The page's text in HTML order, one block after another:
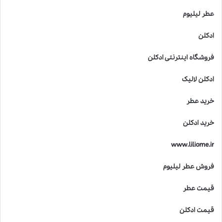
عطر لیلیوم
ادکلن
فروشگاه اینترنتی ادکلن
ادکلن لالیک
خرید عطر
خرید ادکلن
www.liliome.ir
فروش عطر لیلیوم
قیمت عطر
قیمت ادکلن